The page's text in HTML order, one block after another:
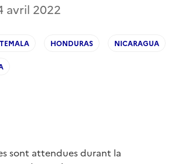
avril 2022
HONDURAS NICARAGUA
sont attendues durant la